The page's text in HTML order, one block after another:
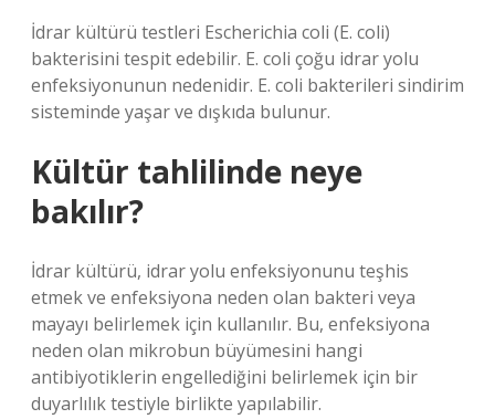
İdrar kültürü testleri Escherichia coli (E. coli)
bakterisini tespit edebilir. E. coli çoğu idrar yolu
enfeksiyonunun nedenidir. E. coli bakterileri sindirim
sisteminde yaşar ve dışkıda bulunur.
Kültür tahlilinde neye
bakılır?
İdrar kültürü, idrar yolu enfeksiyonunu teşhis
etmek ve enfeksiyona neden olan bakteri veya
mayayı belirlemek için kullanılır. Bu, enfeksiyona
neden olan mikrobun büyümesini hangi
antibiyotiklerin engellediğini belirlemek için bir
duyarlılık testiyle birlikte yapılabilir.